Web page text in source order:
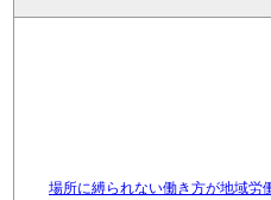
場所に縛られない働き方が地域労